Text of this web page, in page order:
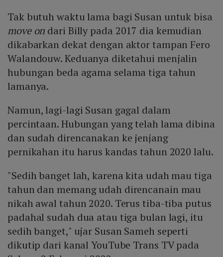
Tak butuh waktu lama bagi Susan untuk bisa
move on dari Billy pada 2017 dia kemudian
dikabarkan dekat dengan aktor tampan Fero
Walandouw. Keduanya diketahui menjalin
hubungan beda agama selama tiga tahun
lamanya.
Namun, lagi-lagi Susan gagal dalam
percintaan. Hubungan yang telah lama dibina
dan sudah direncanakan ke jenjang
pernikahan itu harus kandas tahun 2020 lalu.
"Sedih banget lah, karena kita udah mau tiga
tahun dan memang udah direncanain mau
nikah awal tahun 2020. Terus tiba-tiba putus
padahal sudah dua atau tiga bulan lagi, itu
sedih banget," ujar Susan Sameh seperti
dikutip dari kanal YouTube Trans TV pada